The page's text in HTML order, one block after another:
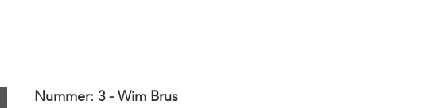
Nummer: 3 - Wim Brus